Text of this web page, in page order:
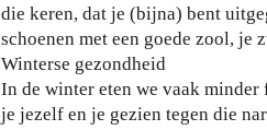
die keren, dat je (bijna) bent
schoenen met een goede zool, je
Winterse gezondheid
In de winter eten we vaak
je jezelf en je gezien tegen die